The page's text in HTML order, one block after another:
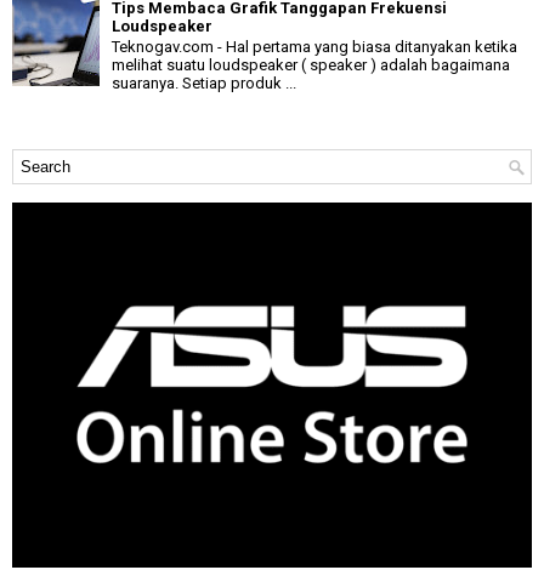
Tips Membaca Grafik Tanggapan Frekuensi
Loudspeaker
Teknogav.com - Hal pertama yang biasa ditanyakan ketika
melihat suatu loudspeaker ( speaker ) adalah bagaimana
suaranya. Setiap produk ...